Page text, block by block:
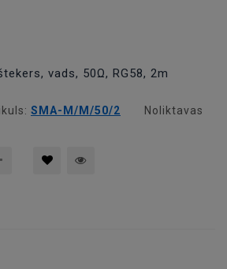
vads, 50Ω, RG58, 2m
SMA-M/M/50/2
Noliktavas